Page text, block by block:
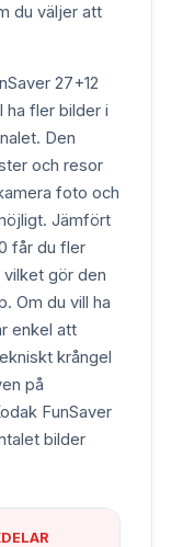
du väljer att
27+12
ha fler bilder i
Den
och resor
foto och
Jämfört
får du fler
gör den
Om du vill ha
enkel att
krångel
på
FunSaver
bilder